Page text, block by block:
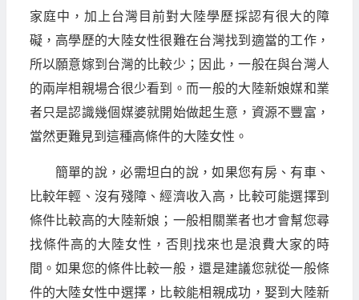
家庭中，加上台灣目前對大陸學歷採認有很大的障
礙，高學歷的大陸女性很難在台灣找到適當的工作，
所以願意嫁到台灣的比較少；因此，一般在與台灣人
的兩岸相親場合很少看到。而一般的大陸新娘媒和業
者只是認識幾個媒婆就開始做起生意，資源不豐富，
當然更難見到這種高條件的大陸女性。
簡單的說，必需坦白的說，如果您有房、有車、
比較年輕、沒有殘障、經濟收入高，比較可能選擇到
條件比較高的大陸新娘；一般相關業者也才會幫您尋
找條件高的大陸女性，否則找來也是浪費大家的時
間。如果您的條件比較一般，還是建議您就從一般條
件的大陸女性中選擇，比較能相親成功，娶到大陸新